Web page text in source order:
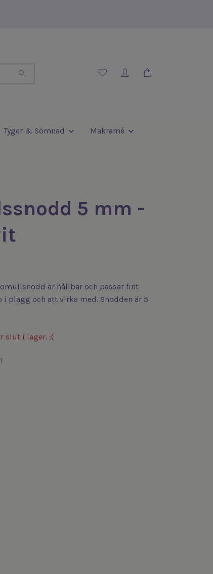
Tyger & Sömnad Makramé
5 mm -
är hållbar och passar fint
i plagg och att virka med. Snodden är 5
slut i lager. :(